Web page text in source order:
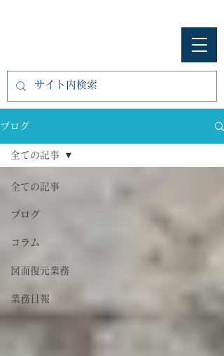
ブログ
全ての記事
ブログ
コラム
図面復元業務
業務日報
全ての記事